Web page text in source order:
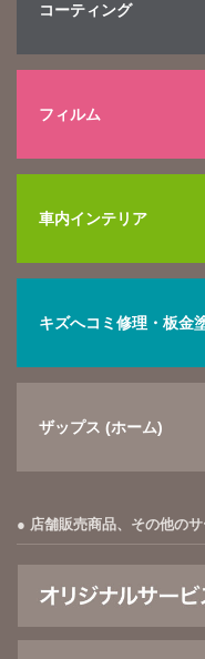
コーティング
フィルム
車内インテリア
キズへコミ修理・板金
ザップス (ホーム)
店舗販売商品、その他の